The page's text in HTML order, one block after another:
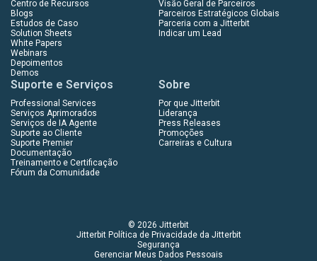
Centro de Recursos
Blogs
Estudos de Caso
Solution Sheets
White Papers
Webinars
Depoimentos
Demos
Visão Geral de Parceiros
Parceiros Estratégicos Globais
Parceria com a Jitterbit
Indicar um Lead
Suporte e Serviços
Professional Services
Serviços Aprimorados
Serviços de IA Agente
Suporte ao Cliente
Suporte Premier
Documentação
Treinamento e Certificação
Fórum da Comunidade
Sobre
Por que Jitterbit
Liderança
Press Releases
Promoções
Carreiras e Cultura
© 2026 Jitterbit
Jitterbit Política de Privacidade da Jitterbit
Segurança
Gerenciar Meus Dados Pessoais